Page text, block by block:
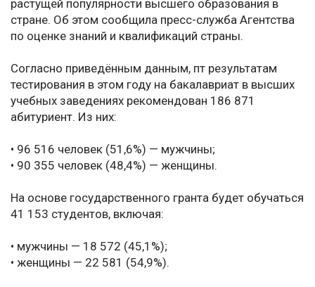
растущей популярности высшего образования в
стране. Об этом сообщила пресс-служба Агентства
по оценке знаний и квалификаций страны.
Согласно приведённым данным, пт результатам
тестирования в этом году на бакалавриат в высших
учебных заведениях рекомендован 186 871
абитуриент. Из них:
• 96 516 человек (51,6%) — мужчины;
• 90 355 человек (48,4%) — женщины.
На основе государственного гранта будет обучаться
41 153 студентов, включая:
• мужчины — 18 572 (45,1%);
• женщины — 22 581 (54,9%).